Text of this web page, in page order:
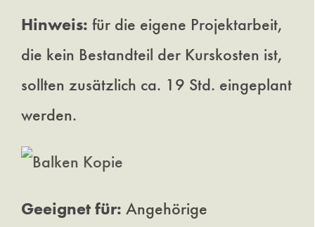
Hinweis: für die eigene Projektarbeit,
die kein Bestandteil der Kurskosten ist,
sollten zusätzlich ca. 19 Std. eingeplant
werden.
Geeignet für: Angehörige